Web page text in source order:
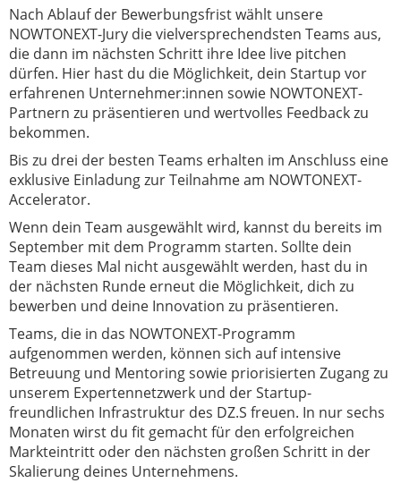
Nach Ablauf der Bewerbungsfrist wählt unsere
NOWTONEXT-Jury die vielversprechendsten Teams aus,
die dann im nächsten Schritt ihre Idee live pitchen
dürfen. Hier hast du die Möglichkeit, dein Startup vor
erfahrenen Unternehmer:innen sowie NOWTONEXT-
Partnern zu präsentieren und wertvolles Feedback zu
bekommen.
Bis zu drei der besten Teams erhalten im Anschluss eine
exklusive Einladung zur Teilnahme am NOWTONEXT-
Accelerator.
Wenn dein Team ausgewählt wird, kannst du bereits im
September mit dem Programm starten. Sollte dein
Team dieses Mal nicht ausgewählt werden, hast du in
der nächsten Runde erneut die Möglichkeit, dich zu
bewerben und deine Innovation zu präsentieren.
Teams, die in das NOWTONEXT-Programm
aufgenommen werden, können sich auf intensive
Betreuung und Mentoring sowie priorisierten Zugang zu
unserem Expertennetzwerk und der Startup-
freundlichen Infrastruktur des DZ.S freuen. In nur sechs
Monaten wirst du fit gemacht für den erfolgreichen
Markteintritt oder den nächsten großen Schritt in der
Skalierung deines Unternehmens.